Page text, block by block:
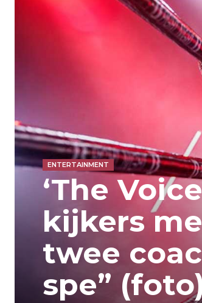
ENTERTAINMENT
‘The
kijkers
twee
spe”